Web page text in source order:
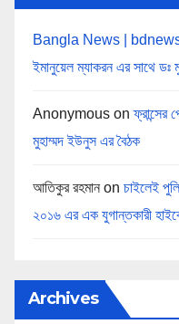
Bangla News |
ইমানুয়েল ম্যাকরন এর সাথে ডঃ
Anonymous onফ্রান্সের
মুহাম্মদ ইউনুস এর বৈঠক
আতিকুর রহমান on চাইলেই
২০১৬ এর এক যুগান্তকারী
Archives